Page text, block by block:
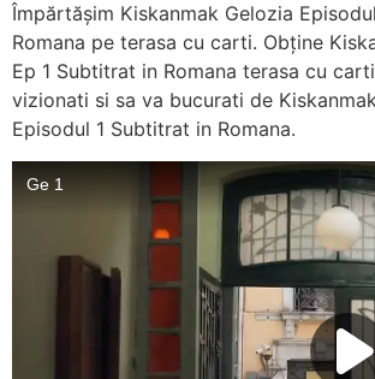
Împărtășim Kiskanmak Gelozia
Romana pe terasa cu carti. Obține
Ep 1 Subtitrat in Romana terasa cu
vizionati si sa va bucurati de
Episodul 1 Subtitrat in Romana.